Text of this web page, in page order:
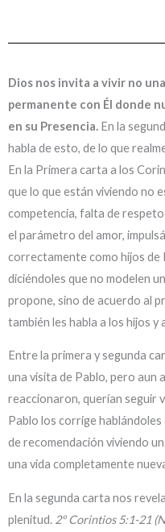
Dios nos invita a vivir no
permanente con Él donde
en su Presencia. En la
habla de esto, de lo que
En la Primera carta a los
que lo que están viviendo no
competencia, falta de
el parámetro del amor,
correctamente como hijos de
diciéndoles que no modelen
propone, sino de acuerdo al
también les habla a los hijos y
Entre la primera y segunda
una visita de Pablo, pero aun
reaccionaron, querían seguir
Pablo los corrige
de recomendación viviendo
una vida completamente
En la segunda carta nos
plenitud. 2º Corintios 5:1-21